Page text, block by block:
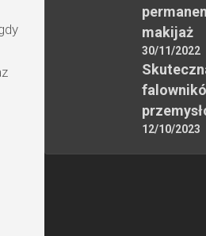
makijaż
30/11/2022
12/10/2023